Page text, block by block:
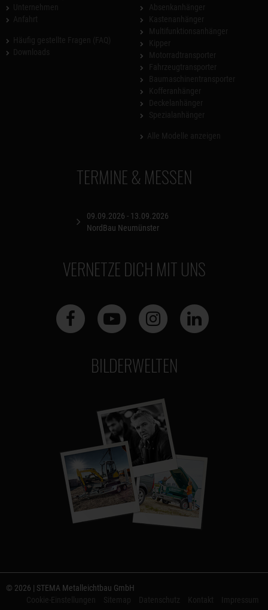
TERMINE & MESSEN
09.09.2026 - 13.09.2026
NordBau Neumünster
VERNETZE DICH MIT UNS
BILDERWELTEN
© 2026 | STEMA Metalleichtbau GmbH